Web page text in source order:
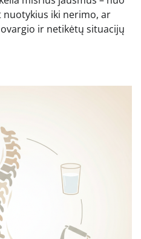
iki nerimo, ar
ir netikėtų situacijų